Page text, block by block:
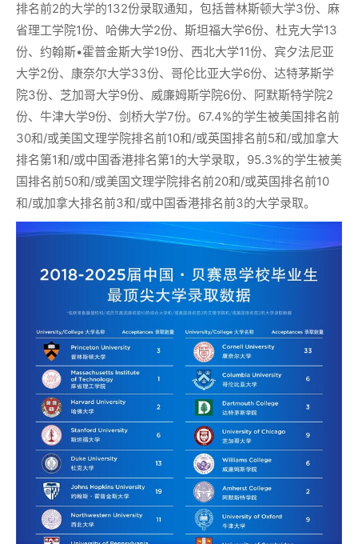
排名前2的大学的132份录取通知，包括普林斯顿大学3份、麻
省理工学院1份、哈佛大学2份、斯坦福大学6份、杜克大学13
份、约翰斯•霍普金斯大学19份、西北大学11份、宾夕法尼亚
大学2份、康奈尔大学33份、哥伦比亚大学6份、达特茅斯学
院3份、芝加哥大学9份、威廉姆斯学院6份、阿默斯特学院2
份、牛津大学9份、剑桥大学7份。67.4%的学生被美国排名前
30和/或美国文理学院排名前10和/或英国排名前5和/或加拿大
排名第1和/或中国香港排名第1的大学录取，95.3%的学生被美
国排名前50和/或美国文理学院排名前20和/或英国排名前10
和/或加拿大排名前3和/或中国香港排名前3的大学录取。